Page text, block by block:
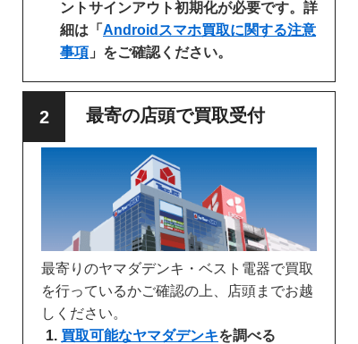
ントサインアウト初期化が必要です。詳
細は「 Androidスマホ買取に関する注意
事項 」をご確認ください。
最寄の店頭で買取受付
最寄りのヤマダデンキ・ベスト電器で買取
を行っているかご確認の上、店頭までお越
しください。
買取可能なヤマダデンキを調べる